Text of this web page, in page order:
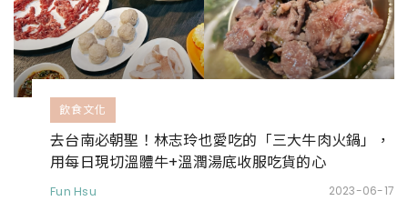
飲食文化
去台南必朝聖！林志玲也愛吃的「三大牛肉火鍋」，
用每日現切溫體牛+溫潤湯底收服吃貨的心
Fun Hsu 2023-06-17